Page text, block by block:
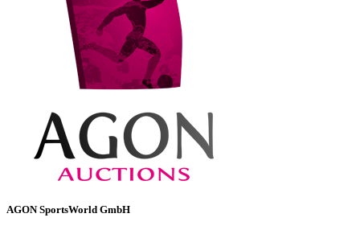
AGON SportsWorld GmbH